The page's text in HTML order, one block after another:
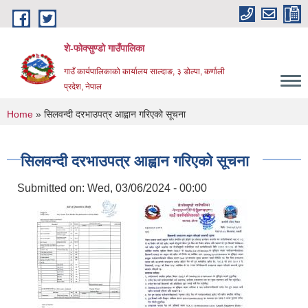
Skip to main content
शे-फोक्सुण्डो गाउँपालिका
गाउँ कार्यपालिकाको कार्यालय साल्दाङ, ३ डोल्पा, कर्णाली
प्रदेश, नेपाल
You are here
Home » सिलवन्दी दरभाउपत्र आह्वान गरिएको सूचना
सिलवन्दी दरभाउपत्र आह्वान गरिएको सूचना
Submitted on: Wed, 03/06/2024 - 00:00